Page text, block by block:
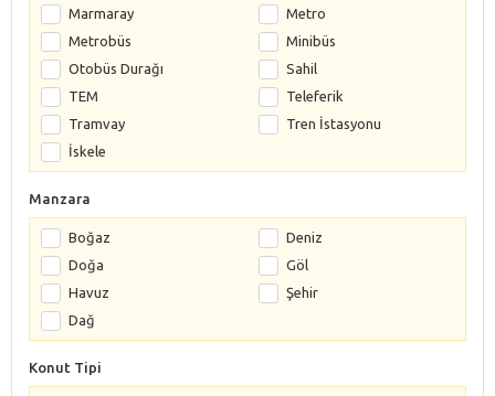
Marmaray
Metro
Metrobüs
Minibüs
Otobüs Durağı
Sahil
TEM
Teleferik
Tramvay
Tren İstasyonu
İskele
Manzara
Boğaz
Deniz
Doğa
Göl
Havuz
Şehir
Dağ
Konut Tipi